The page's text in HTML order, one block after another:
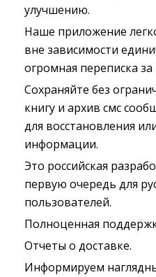
улучшению.
Наше приложение
вне зависимости
огромная переписка за
Сохраняйте без
книгу и архив смс
для восстановления
информации.
Это российская
первую очередь для
пользователей.
Полноценная
Отчеты о доставке.
Информируем